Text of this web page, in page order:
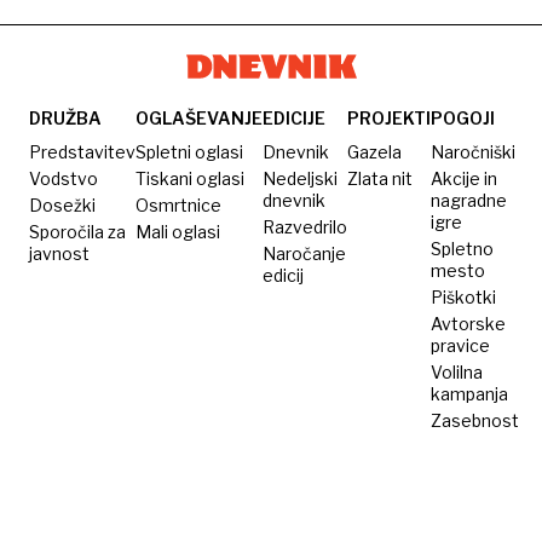
vojna
postaviti
mejo
v šolah
je treba
postaviti
mejo!
DRUŽBA
Predstavitev
Vodstvo
Dosežki
Sporočila za
javnost
OGLAŠEVANJE
Spletni oglasi
Tiskani oglasi
Osmrtnice
Mali oglasi
EDICIJE
Dnevnik
Nedeljski
dnevnik
Razvedrilo
Naročanje
edicij
PROJEKTI
Gazela
Zlata nit
POGOJI
Naročniški
Akcije in
nagradne
igre
Spletno
mesto
Piškotki
Avtorske
pravice
Volilna
kampanja
Zasebnost